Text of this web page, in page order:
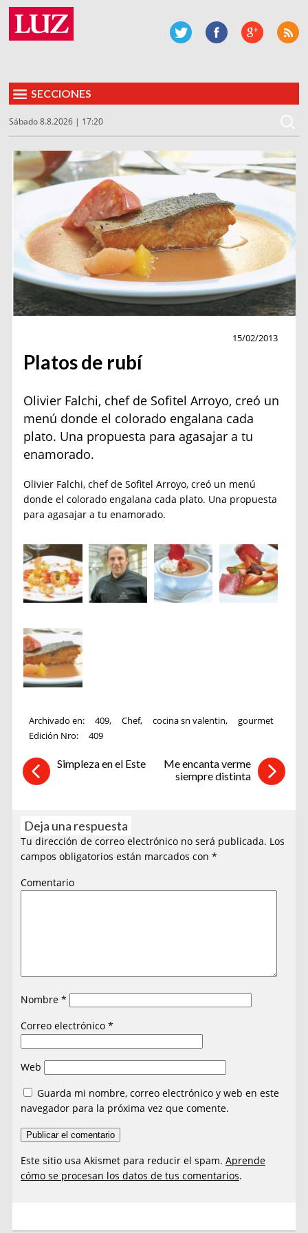
SECCIONES
Sábado 8.8.2026 | 17:20
15/02/2013
Platos de rubí
Olivier Falchi, chef de Sofitel Arroyo, creó un
menú donde el colorado engalana cada
plato. Una propuesta para agasajar a tu
enamorado.
Olivier Falchi, chef de Sofitel Arroyo, creó un menú
donde el colorado engalana cada plato. Una propuesta
para agasajar a tu enamorado.
Archivado en: 409, Chef, cocina sn valentin,
gourmet
Edición Nro:
409
Simpleza en el Este
Me encanta verme
siempre distinta
Deja una respuesta
Tu dirección de correo electrónico no será publicada. Los
campos obligatorios están marcados con*
Comentario
Nombre*
Correo electrónico*
Web
Guarda mi nombre, correo electrónico y web en este
navegador para la próxima vez que comente.
Este sitio usa Akismet para reducir el spam.Aprende
cómo se procesan los datos de tus comentarios.